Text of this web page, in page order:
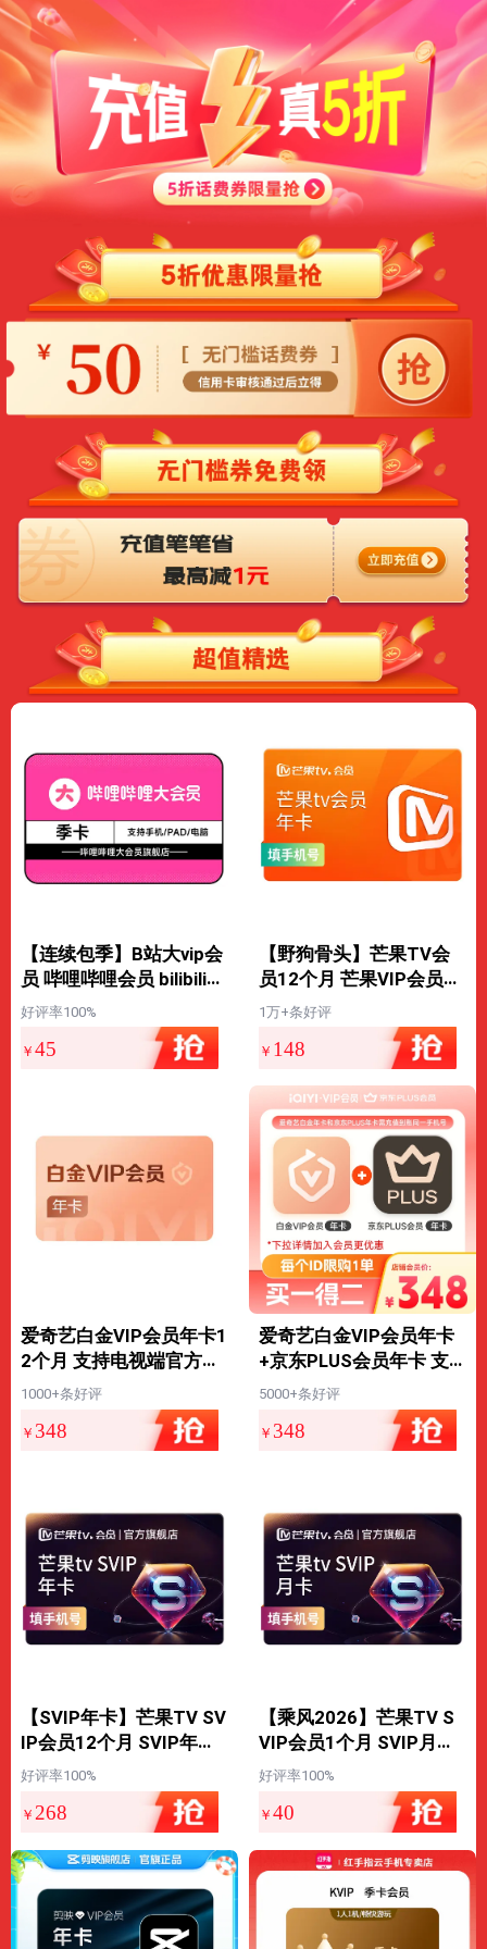
【连续包季】B站大vip会
员 哔哩哔哩会员 bilibili季
度大会员3个月季卡 填手
好评率100%
￥45
【野狗骨头】芒果TV会
员12个月 芒果VIP会员年
卡视频会员一年 不支持
1万+条好评
￥ 148
爱奇艺白金VIP会员年卡1
2个月 支持电视端官方充
值 充请填写手机号【张
1000+条好评
￥ 348
爱奇艺白金VIP会员年卡
+京东PLUS会员年卡 支
持电视端 填写手机号充
5000+条好评
￥ 348
【SVIP年卡】芒果TV SV
IP会员12个月 SVIP年卡
不支持电视
好评率100%
￥268
【乘风2026】芒果TV S
VIP会员1个月 SVIP月卡
不支持电视
好评率100%
￥40